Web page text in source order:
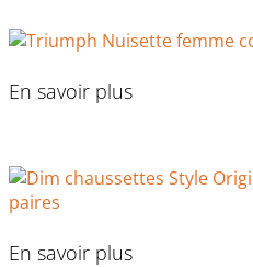
En savoir plus
En savoir plus